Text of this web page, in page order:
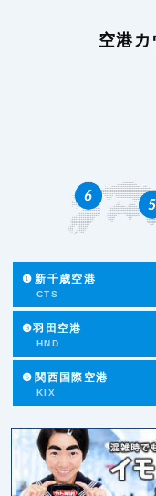
空港
❶ 新千歳空港
CTS
❸羽田空港
HND
❺ 関西国際空港
KIX